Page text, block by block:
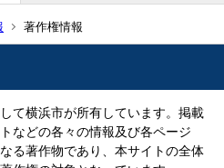
著作権情報
て横浜市が所有しています。掲載
などの各々の情報及び各ページ
る著作物であり、本サイトの全体